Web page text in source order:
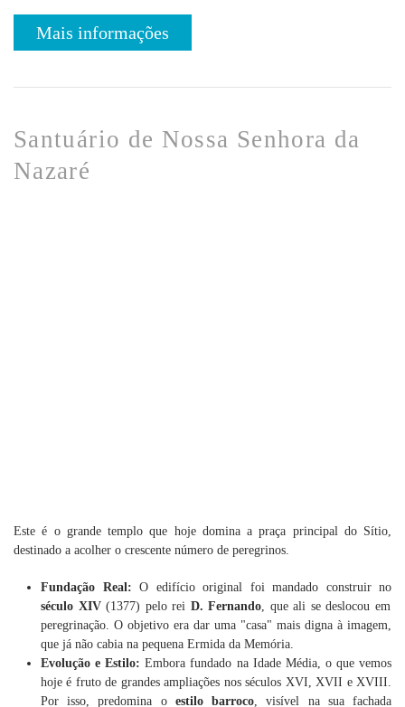
Mais informações
Santuário de Nossa Senhora da
Nazaré
Este é o grande templo que hoje domina a praça principal do Sítio,
destinado a acolher o crescente número de peregrinos.
Fundação Real: O edifício original foi mandado construir no
século XIV(1377) pelo rei D. Fernando, que ali se deslocou em
peregrinação. O objetivo era dar uma "casa" mais digna à imagem,
que já não cabia na pequena Ermida da Memória.
Evolução e Estilo: Embora fundado na Idade Média, o que vemos
hoje é fruto de grandes ampliações nos séculos XVI, XVII e XVIII.
Por isso, predomina o estilo barroco, visível na sua fachada